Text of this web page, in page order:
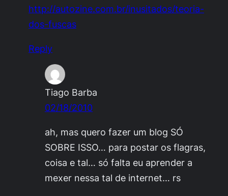
http://autozine.com.br/inusitados/teoria-
dos-fuscas
Reply
Tiago Barba
02/18/2010
ah, mas quero fazer um blog SÓ
SOBRE ISSO… para postar os flagras,
coisa e tal… só falta eu aprender a
mexer nessa tal de internet… rs